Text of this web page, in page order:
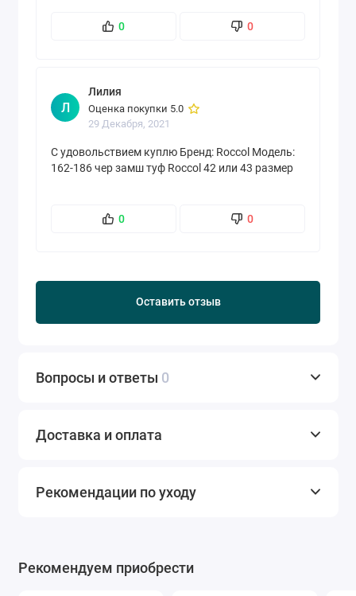
0 0
Л
Лилия
Оценка покупки 5.0
29 Декабря, 2021
С удовольствием куплю Бренд: Roccol Модель:
162-186 чер замш туф Roccol 42 или 43 размер
0 0
Оставить отзыв
Вопросы и ответы 0
Доставка и оплата
Рекомендации по уходу
Рекомендуем приобрести